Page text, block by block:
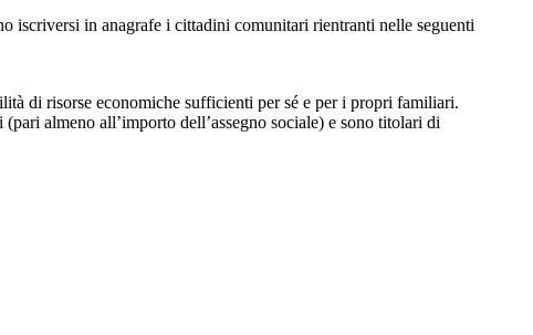
iscriversi in anagrafe i cittadini comunitari rientranti nelle seguenti
di risorse economiche sufficienti per sé e per i propri familiari.
almeno all’importo dell’assegno sociale) e sono titolari di